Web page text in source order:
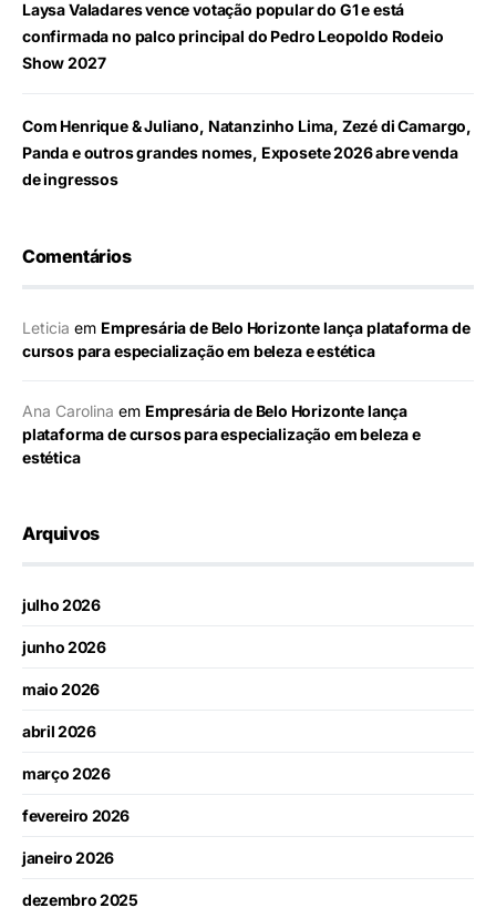
Laysa Valadares vence votação popular do G1 e está
confirmada no palco principal do Pedro Leopoldo Rodeio
Show 2027
Com Henrique & Juliano, Natanzinho Lima, Zezé di Camargo,
Panda e outros grandes nomes, Exposete 2026 abre venda
de ingressos
Comentários
Leticia em Empresária de Belo Horizonte lança plataforma de
cursos para especialização em beleza e estética
Ana Carolina em Empresária de Belo Horizonte lança
plataforma de cursos para especialização em beleza e
estética
Arquivos
julho 2026
junho 2026
maio 2026
abril 2026
março 2026
fevereiro 2026
janeiro 2026
dezembro 2025